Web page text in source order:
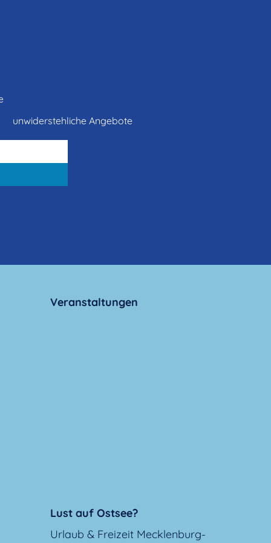
unwiderstehliche Angebote
Veranstaltungen
Lust auf Ostsee?
Urlaub & Freizeit Mecklenburg-